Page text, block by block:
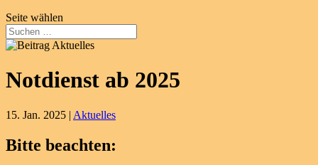
Seite wählen
Notdienst ab 2025
15. Jan. 2025 | Aktuelles
Bitte beachten: